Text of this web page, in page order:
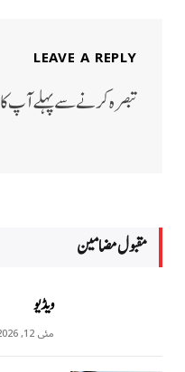
LEAVE A REPLY
تبصرہ کرنے سے پہلے آپ کا
مقبول مضامين
ویڈیو
مئی 12, 2026